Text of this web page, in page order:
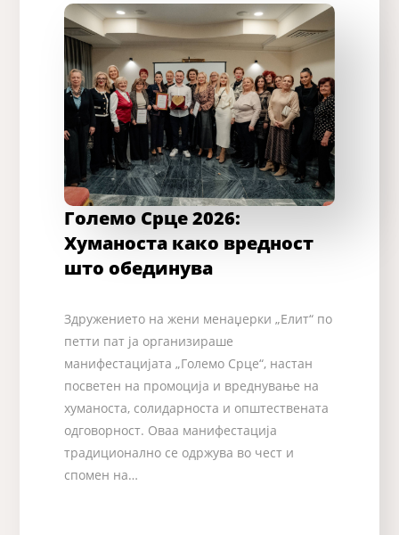
Големо Срце 2026:
Хуманоста како вредност
што обединува
Здружението на жени менаџерки „Елит“ по
петти пат ја организираше
манифестацијата „Големо Срце“, настан
посветен на промоција и вреднување на
хуманоста, солидарноста и општествената
одговорност. Оваа манифестација
традиционално се одржува во чест и
спомен на…